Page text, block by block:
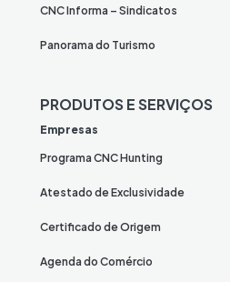
CNC Informa – Sindicatos
Panorama do Turismo
PRODUTOS E SERVIÇOS
Empresas
Programa CNC Hunting
Atestado de Exclusividade
Certificado de Origem
Agenda do Comércio